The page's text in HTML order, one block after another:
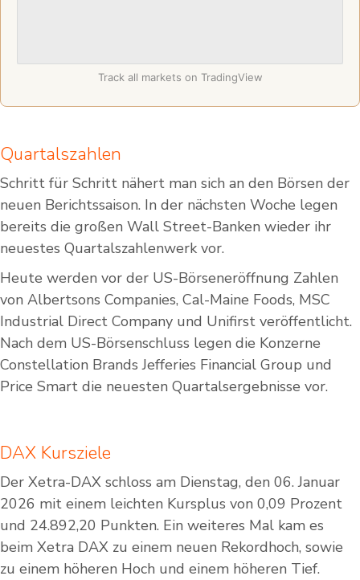
Track all markets on TradingView
Quartalszahlen
Schritt für Schritt nähert man sich an den Börsen der
neuen Berichtssaison. In der nächsten Woche legen
bereits die großen Wall Street-Banken wieder ihr
neuestes Quartalszahlenwerk vor.
Heute werden vor der US-Börseneröffnung Zahlen
von Albertsons Companies, Cal-Maine Foods, MSC
Industrial Direct Company und Unifirst veröffentlicht.
Nach dem US-Börsenschluss legen die Konzerne
Constellation Brands Jefferies Financial Group und
Price Smart die neuesten Quartalsergebnisse vor.
DAX Kursziele
Der Xetra-DAX schloss am Dienstag, den 06. Januar
2026 mit einem leichten Kursplus von 0,09 Prozent
und 24.892,20 Punkten. Ein weiteres Mal kam es
beim Xetra DAX zu einem neuen Rekordhoch, sowie
zu einem höheren Hoch und einem höheren Tief.